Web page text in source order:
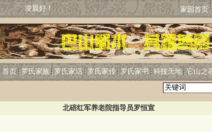
凌晨好！ 家园首页
首页 罗氏家族 罗氏家话 罗氏家传 罗氏家书 科技天地 它山之
北碚红军养老院指导员罗恒宣